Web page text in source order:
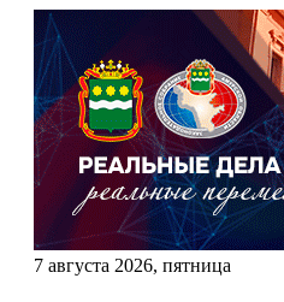
7 августа 2026, пятница